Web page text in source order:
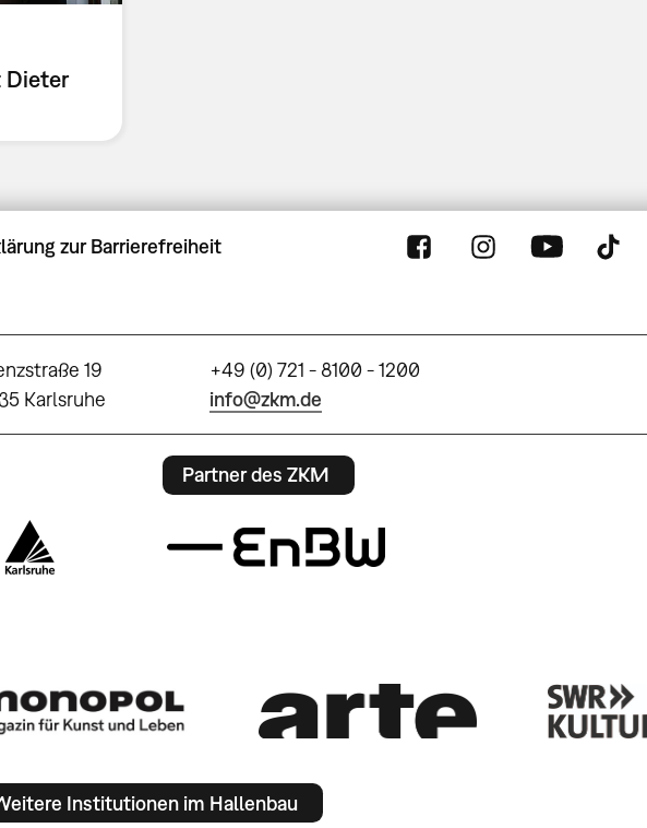
Dieter
zur Barrierefreiheit
19
Karlsruhe
+49 (0) 721 - 8100 - 1200
info@zkm.de
Partner des ZKM
Institutionen im Hallenbau